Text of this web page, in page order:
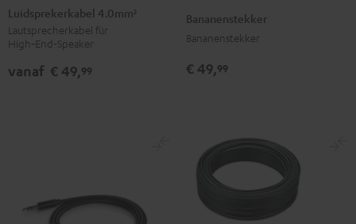
4.0mm²
Wit
Luidsprekerkabel 4.0mm²
Lautsprecherkabel für
High‑End‑Speaker
vanaf € 49,99
Zwart/rood
Bananenstekker
Bananenstekker
€ 49,99